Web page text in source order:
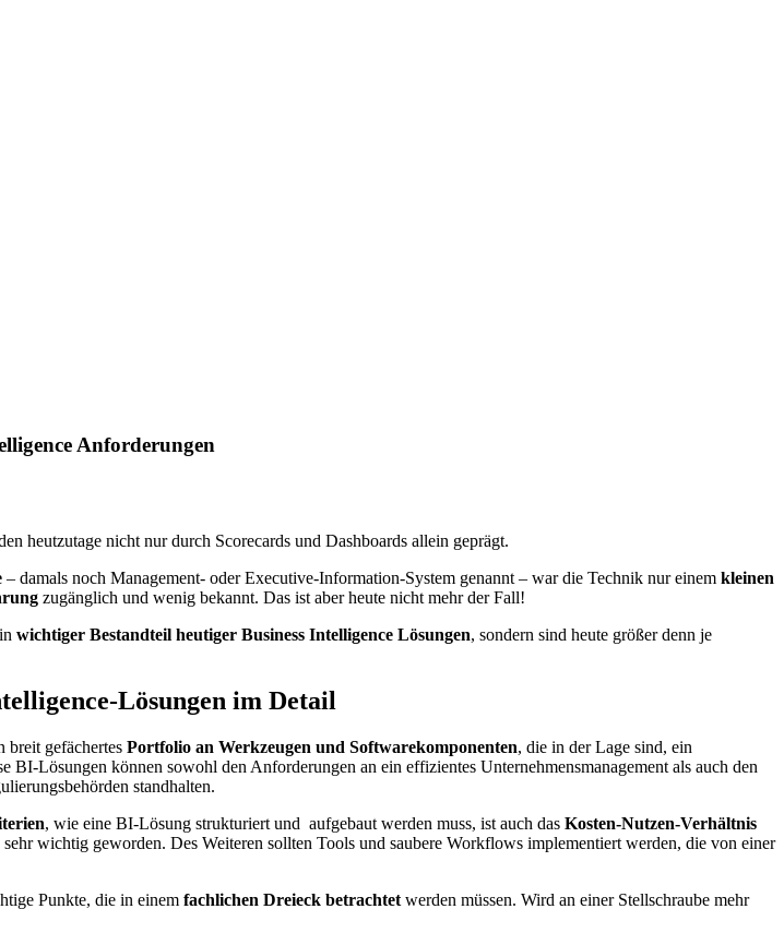
Anforderungen
heutzutage nicht nur durch Scorecards und Dashboards allein geprägt.
– damals noch Management- oder Executive-Information-System genannt – war die Technik nur einem kleinen
zugänglich und wenig bekannt. Das ist aber heute nicht mehr der Fall!
wichtiger Bestandteil heutiger Business Intelligence Lösungen, sondern sind heute größer denn je
Lösungen im Detail
breit gefächertes Portfolio an Werkzeugen und Softwarekomponenten, die in der Lage sind, ein
BI-Lösungen können sowohl den Anforderungen an ein effizientes Unternehmensmanagement als auch den
standhalten.
, wie eine BI-Lösung strukturiert und aufgebaut werden muss, ist auch das Kosten-Nutzen-Verhältnis
sehr wichtig geworden. Des Weiteren sollten Tools und saubere Workflows implementiert werden, die von einer
Punkte, die in einem fachlichen Dreieck betrachtet werden müssen. Wird an einer Stellschraube mehr